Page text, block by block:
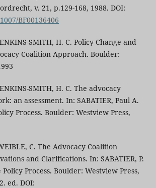
v. 21, p.129-168, 1988. DOI:
BF00136406
SMITH, H. C. Policy Change and
Coalition Approach. Boulder:
SMITH, H. C. The advocacy
an assessment. In: SABATIER, Paul A.
Process. Boulder: Westview Press,
C. The Advocacy Coalition
and Clarifications. In: SABATIER, P.
Process. Boulder: Westview Press,
ed. DOI: